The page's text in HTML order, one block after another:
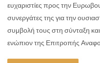
ευχαριστίες προς την
συνεργάτες της για την
συμβολή τους στη σύνταξη
ενώπιον της Επιτροπής